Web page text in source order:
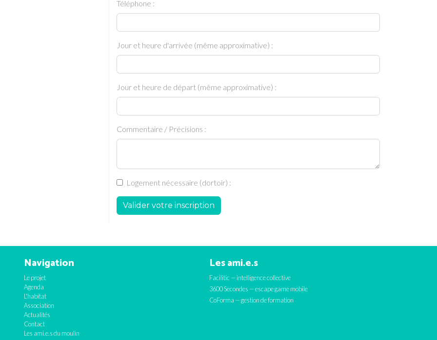
Téléphone :
Jour et heure d'arrivée (même approximative) :
Jour et heure de départ (même approximative) :
Commentaire / Précisions :
Logement nécessaire (dortoir) :
Valider votre inscription
Navigation
Le projet
Agenda
L'habitat
Association
Actualités
Contact
Les ami.e.s du moulin
Les ami.e.s
Facilitic — intelligence collective
3600 Secondes — escape game mobile
CoForma — gestion de formation